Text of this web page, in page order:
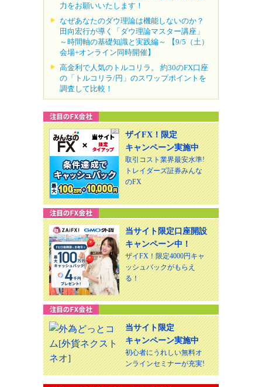
力をお願いいたします！
なぜあなたのダウ理論は機能しないのか？
田向宏行が導く「ダウ理論マスター講座」
～時間軸の基礎知識と実践編～ 【9/5（土）
会場+オンライン同時開催】
高金利で人気のトルコリラ。 約30のFX口座
の「トルコリラ/円」のスワップポイントを
調査して比較！
ザイFX！限定
キャンペーン実施中
取引コスト業界最安水準!
トレイダーズ証券みんな
のFX
当サイト限定口座開設
キャンペーン中！
ザイFX！限定4000円キャ
ッシュバックがもらえ
る！
当サイト限定
キャンペーン実施中
初心者にうれしい無料オ
ンラインセミナーが充実!